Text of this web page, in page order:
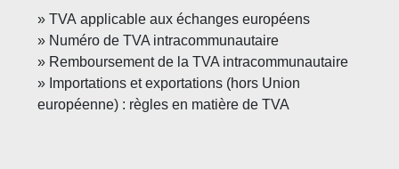
TVA applicable aux échanges européens
Numéro de TVA intracommunautaire
Remboursement de la TVA intracommunautaire
Importations et exportations (hors Union
européenne) : règles en matière de TVA